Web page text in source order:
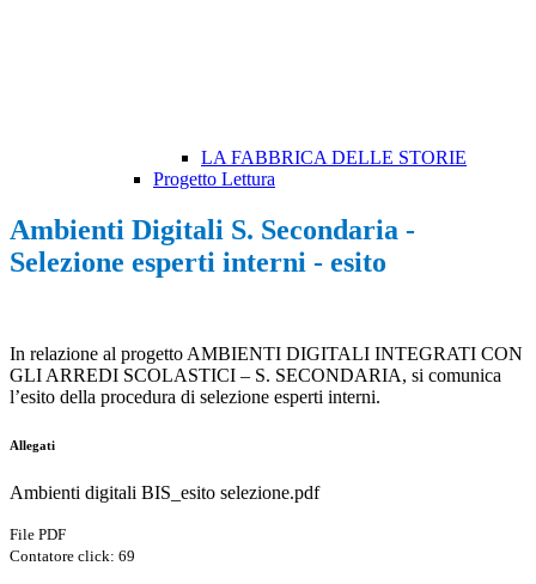
LA FABBRICA DELLE STORIE
Progetto Lettura
Ambienti Digitali S. Secondaria -
Selezione esperti interni - esito
In relazione al progetto AMBIENTI DIGITALI INTEGRATI CON
GLI ARREDI SCOLASTICI – S. SECONDARIA, si comunica
l’esito della procedura di selezione esperti interni.
Allegati
Ambienti digitali BIS_esito selezione.pdf
File PDF
Contatore click: 69